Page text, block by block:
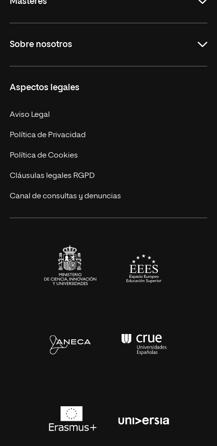
Derecho
Empresa
MBA
Marketing y Comunicación
Ingeniería
Diseño
Ciencias de la Salud
Sobre nosotros
Nuestro Equipo
Contacto
Aspectos legales
Aviso Legal
Política de Privacidad
Política de Cookies
Cláusulas legales RGPD
Canal de consultas y denuncias